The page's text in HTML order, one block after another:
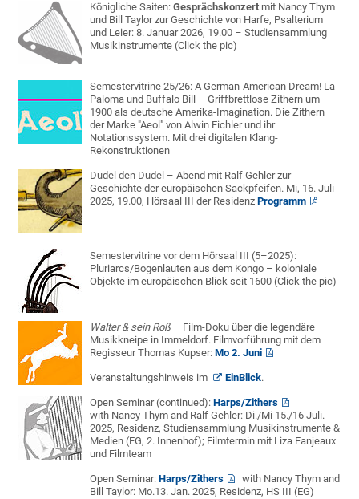
Königliche Saiten:Gesprächskonzert mit Nancy Thym
und Bill Taylor zur Geschichte von Harfe, Psalterium
und Leier: 8. Januar 2026, 19.00 – Studiensammlung
Musikinstrumente (Click the pic)
Semestervitrine 25/26: A German-American Dream! La
Paloma und Buffalo Bill – Griffbrettlose Zithern um
1900 als deutsche Amerika-Imagination. Die Zithern
der Marke "Aeol" von Alwin Eichler und ihr
Notationssystem. Mit drei digitalen Klang-
Rekonstruktionen
Dudel den Dudel – Abend mit Ralf Gehler zur
Geschichte der europäischen Sackpfeifen. Mi, 16. Juli
2025, 19.00, Hörsaal III der ResidenzProgramm
Semestervitrine vor dem Hörsaal III (5–2025):
Pluriarcs/Bogenlauten aus dem Kongo – koloniale
Objekte im europäischen Blick seit 1600 (Click the pic)
Walter & sein Roß – Film-Doku über die legendäre
Musikkneipe in Immeldorf. Filmvorführung mit dem
Regisseur Thomas Kupser:Mo 2. Juni
Veranstaltungshinweis im EinBlick.
Open Seminar (continued):Harps/Zithers
with Nancy Thym and Ralf Gehler: Di./Mi 15./16 Juli.
2025, Residenz, Studiensammlung Musikinstrumente &
Medien (EG, 2. Innenhof); Filmtermin mit Liza Fanjeaux
und Filmteam
Open Seminar:Harps/Zithers
with Nancy Thym and
Bill Taylor: Mo.13. Jan. 2025, Residenz, HS III (EG)